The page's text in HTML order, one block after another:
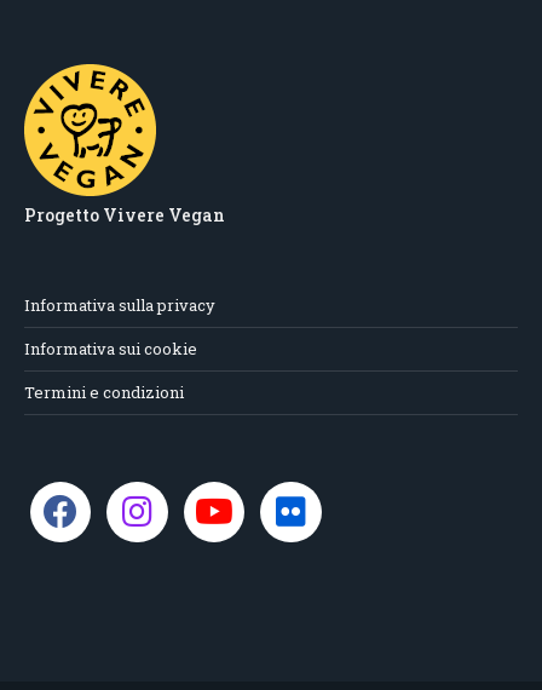
Progetto Vivere Vegan
Informativa sulla privacy
Informativa sui cookie
Termini e condizioni